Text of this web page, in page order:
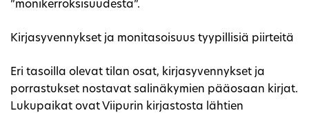
”monikerroksisuudesta”.
Kirjasyvennykset ja monitasoisuus tyypillisiä piirteitä
Eri tasoilla olevat tilan osat, kirjasyvennykset ja
porrastukset nostavat salinäkymien pääosaan kirjat.
Lukupaikat ovat Viipurin kirjastosta lähtien